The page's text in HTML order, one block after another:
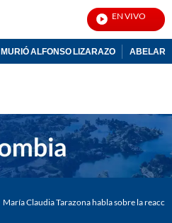
EN VIVO
MURIÓ ALFONSO LIZARAZO
María Claudia Tarazona habla sobre la